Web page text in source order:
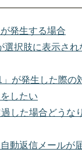
発生する場合
選択肢に表示され
が発生した際の
したい
した場合どうな
動返信メールが